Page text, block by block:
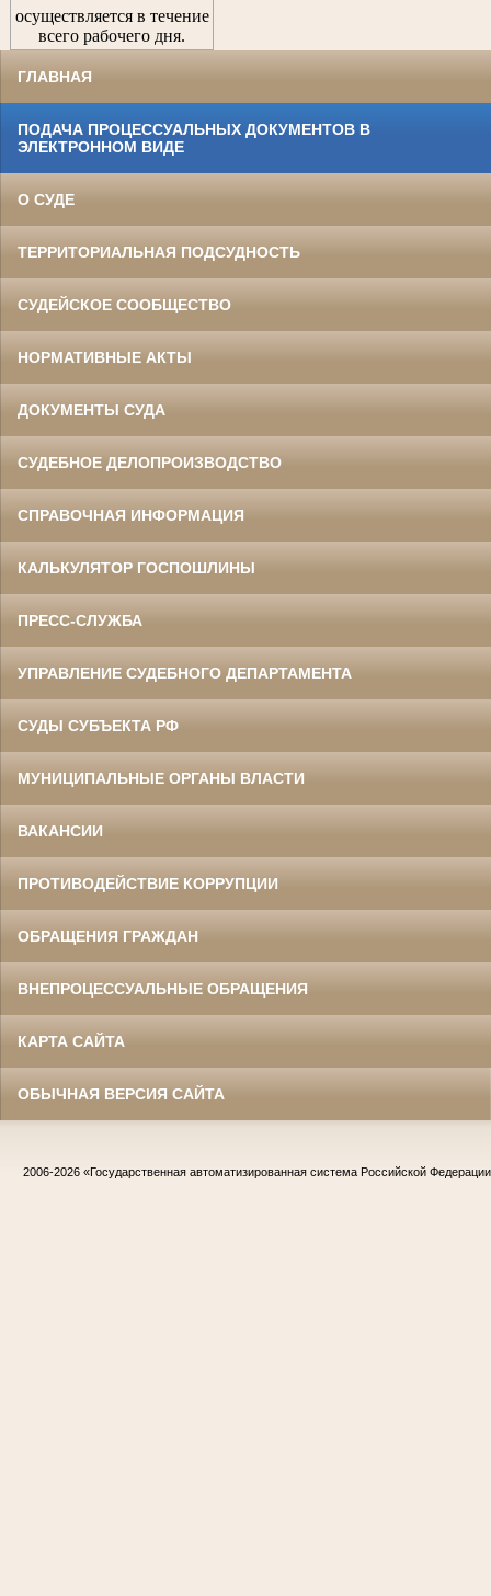
осуществляется в течение
всего рабочего дня.
ГЛАВНАЯ
ПОДАЧА ПРОЦЕССУАЛЬНЫХ ДОКУМЕНТОВ В
ЭЛЕКТРОННОМ ВИДЕ
О СУДЕ
ТЕРРИТОРИАЛЬНАЯ ПОДСУДНОСТЬ
СУДЕЙСКОЕ СООБЩЕСТВО
НОРМАТИВНЫЕ АКТЫ
ДОКУМЕНТЫ СУДА
СУДЕБНОЕ ДЕЛОПРОИЗВОДСТВО
СПРАВОЧНАЯ ИНФОРМАЦИЯ
КАЛЬКУЛЯТОР ГОСПОШЛИНЫ
ПРЕСС-СЛУЖБА
УПРАВЛЕНИЕ СУДЕБНОГО ДЕПАРТАМЕНТА
СУДЫ СУБЪЕКТА РФ
МУНИЦИПАЛЬНЫЕ ОРГАНЫ ВЛАСТИ
ВАКАНСИИ
ПРОТИВОДЕЙСТВИЕ КОРРУПЦИИ
ОБРАЩЕНИЯ ГРАЖДАН
ВНЕПРОЦЕССУАЛЬНЫЕ ОБРАЩЕНИЯ
КАРТА САЙТА
ОБЫЧНАЯ ВЕРСИЯ САЙТА
2006-2026 «Государственная автоматизированная система Российской